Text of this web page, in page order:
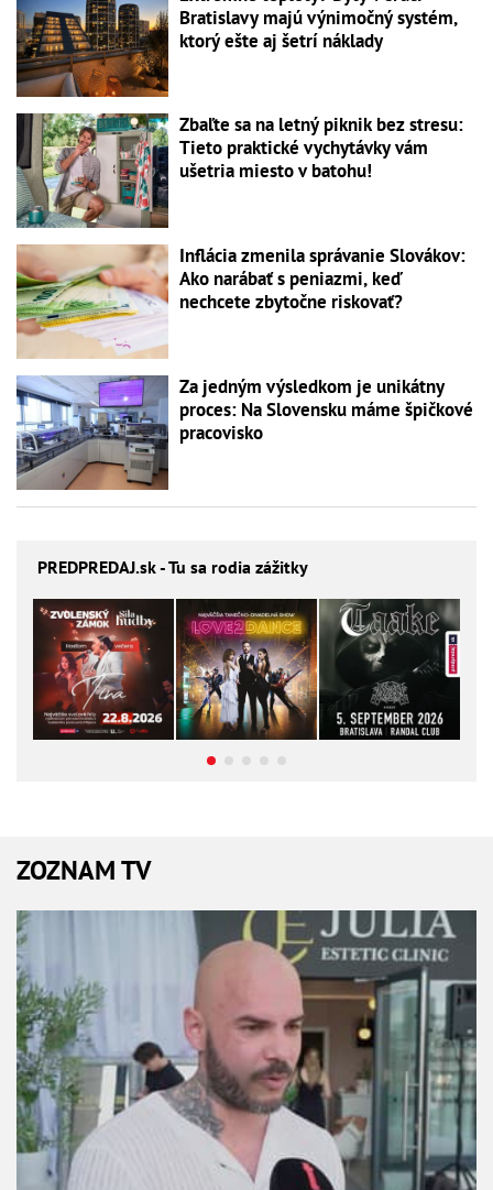
Bratislavy majú výnimočný systém,
ktorý ešte aj šetrí náklady
Zbaľte sa na letný piknik bez stresu:
Tieto praktické vychytávky vám
ušetria miesto v batohu!
Inflácia zmenila správanie Slovákov:
Ako narábať s peniazmi, keď
nechcete zbytočne riskovať?
Za jedným výsledkom je unikátny
proces: Na Slovensku máme špičkové
pracovisko
PREDPREDAJ.sk - Tu sa rodia zážitky
ZOZNAM TV